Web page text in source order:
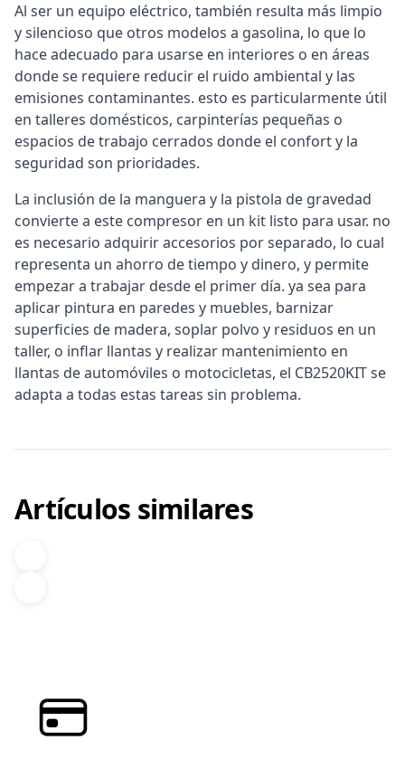
Al ser un equipo eléctrico, también resulta más limpio
y silencioso que otros modelos a gasolina, lo que lo
hace adecuado para usarse en interiores o en áreas
donde se requiere reducir el ruido ambiental y las
emisiones contaminantes. esto es particularmente útil
en talleres domésticos, carpinterías pequeñas o
espacios de trabajo cerrados donde el confort y la
seguridad son prioridades.
La inclusión de la manguera y la pistola de gravedad
convierte a este compresor en un kit listo para usar. no
es necesario adquirir accesorios por separado, lo cual
representa un ahorro de tiempo y dinero, y permite
empezar a trabajar desde el primer día. ya sea para
aplicar pintura en paredes y muebles, barnizar
superficies de madera, soplar polvo y residuos en un
taller, o inflar llantas y realizar mantenimiento en
llantas de automóviles o motocicletas, el CB2520KIT se
adapta a todas estas tareas sin problema.
Artículos similares